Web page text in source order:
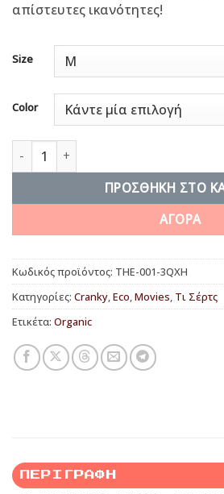
απίστευτες ικανότητες!
Size
Color
The Cat ποσότητα
ΠΡΟΣΘΉΚΗ ΣΤΟ
ΑΓΟΡΑ
Κωδικός προϊόντος: THE-001-3QXH
Κατηγορίες: Cranky,Eco,Movies, Τι Σέρτς
Ετικέτα: Organic
ΠΕΡΙΓΡΑΦΉ